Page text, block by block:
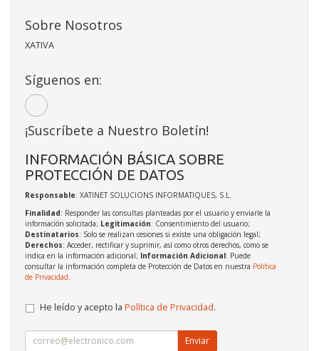
Sobre Nosotros
XATIVA
Síguenos en:
¡Suscríbete a Nuestro Boletín!
INFORMACIÓN BÁSICA SOBRE
PROTECCIÓN DE DATOS
Responsable: XATINET SOLUCIONS INFORMATIQUES, S.L.
Finalidad: Responder las consultas planteadas por el usuario y enviarle la
información solicitada; Legitimación: Consentimiento del usuario;
Destinatarios: Solo se realizan cesiones si existe una obligación legal;
Derechos: Acceder, rectificar y suprimir, así como otros derechos, como se
indica en la información adicional; Información Adicional: Puede
consultar la información completa de Protección de Datos en nuestra Política
de Privacidad
He leído y acepto la Política de Privacidad.
Enviar